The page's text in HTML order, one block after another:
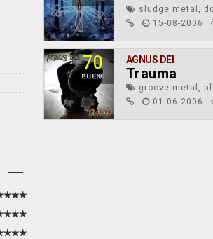
sludge metal,
15-08-2006
70
BUENO
AGNUS DEI
Trauma
groove metal,
01-06-2006